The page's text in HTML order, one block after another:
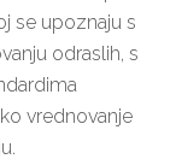
se upoznaju s
odraslih, s
vrednovanje